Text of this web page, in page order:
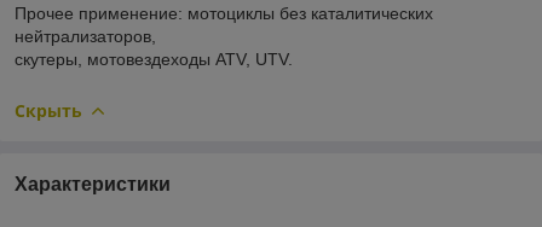
Прочее применение: мотоциклы без каталитических
нейтрализаторов,
скутеры, мотовездеходы ATV, UTV.
Скрыть
Характеристики